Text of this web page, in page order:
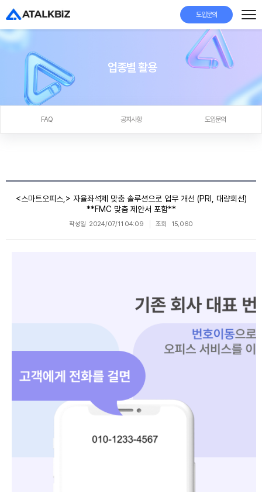
도입문의
업종별 활용
FAQ 공지사항 도입문의
<스마트오피스,> 자율좌석제 맞춤 솔루션으로 업무 개선 (PRI, 대량회선)
**FMC 맞춤 제안서 포함**
작성일 2024/07/11 04:09 조회 15,060